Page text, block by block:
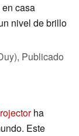
casa
nivel de brillo
Publicado
ha
Este